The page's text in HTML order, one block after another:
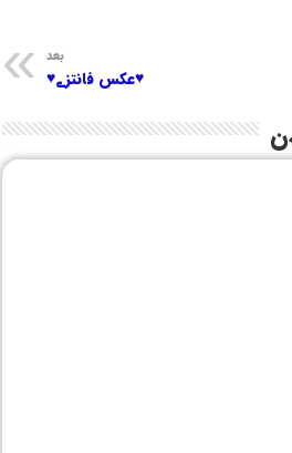
بعد
‌♥️عکس فانتزے♥️